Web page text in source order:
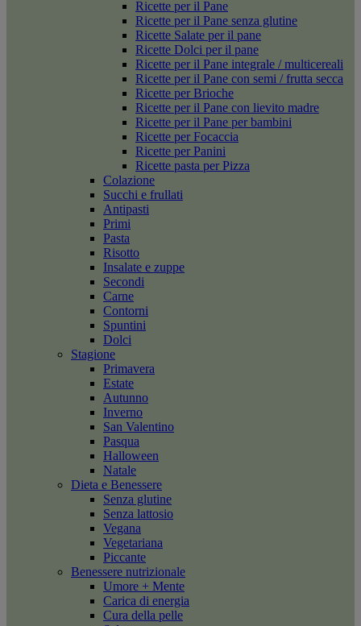
Ricette per il Pane
Ricette per il Pane senza glutine
Ricette Salate per il pane
Ricette Dolci per il pane
Ricette per il Pane integrale / multicereali
Ricette per il Pane con semi / frutta secca
Ricette per Brioche
Ricette per il Pane con lievito madre
Ricette per il Pane per bambini
Ricette per Focaccia
Ricette per Panini
Ricette pasta per Pizza
Colazione
Succhi e frullati
Antipasti
Primi
Pasta
Risotto
Insalate e zuppe
Secondi
Carne
Contorni
Spuntini
Dolci
Stagione
Primavera
Estate
Autunno
Inverno
San Valentino
Pasqua
Halloween
Natale
Dieta e Benessere
Senza glutine
Senza lattosio
Vegana
Vegetariana
Piccante
Benessere nutrizionale
Umore + Mente
Carica di energia
Cura della pelle